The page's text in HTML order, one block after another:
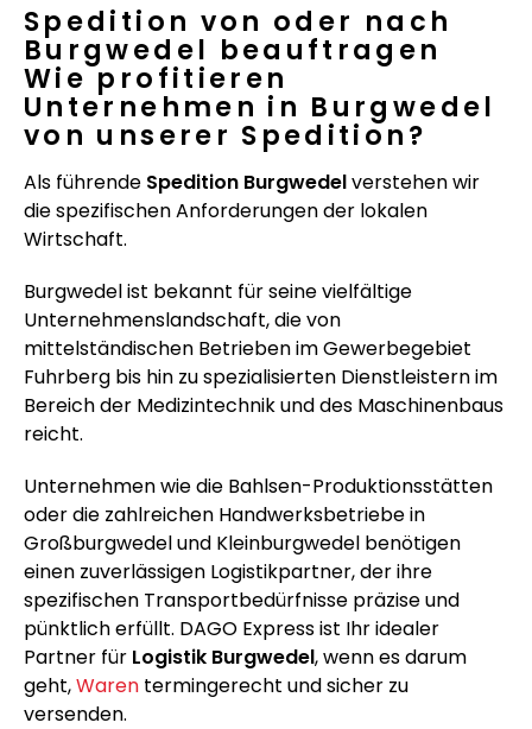
Spedition von oder nach
Burgwedel beauftragen
Wie profitieren
Unternehmen in Burgwedel
von unserer Spedition?
Als führende Spedition Burgwedelverstehen wir
die spezifischen Anforderungen der lokalen
Wirtschaft.
Burgwedel ist bekannt für seine vielfältige
Unternehmenslandschaft, die von
mittelständischen Betrieben im Gewerbegebiet
Fuhrberg bis hin zu spezialisierten Dienstleistern im
Bereich der Medizintechnik und des Maschinenbaus
reicht.
Unternehmen wie die Bahlsen-Produktionsstätten
oder die zahlreichen Handwerksbetriebe in
Großburgwedel und Kleinburgwedel benötigen
einen zuverlässigen Logistikpartner, der ihre
spezifischen Transportbedürfnisse präzise und
pünktlich erfüllt. DAGO Express ist Ihr idealer
Partner für Logistik Burgwedel, wenn es darum
geht,Waren termingerecht und sicher zu
versenden.